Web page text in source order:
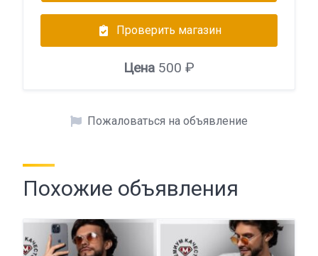
Проверить магазин
Цена 500 ₽
Пожаловаться на объявление
Похожие объявления